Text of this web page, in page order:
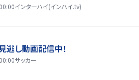
インターハイ(インハイ.tv)
逃し動画配信中！
サッカー